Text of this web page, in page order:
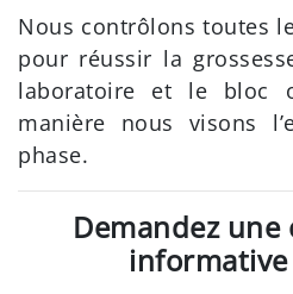
Nous contrôlons toutes
pour réussir la
laboratoire et le bloc
manière nous visons
phase.
Demandez